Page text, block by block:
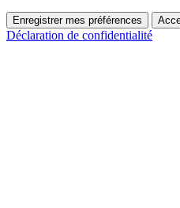
Enregistrer mes préférences
Déclaration de confidentialité